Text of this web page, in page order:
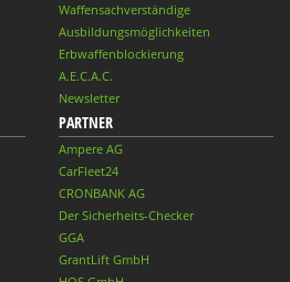
Waffensachverständige
Ausbildungsmöglichkeiten
Erbwaffenblockierung
A.E.C.A.C.
Newsletter
PARTNER
Ampere AG
CarFleet24
CRONBANK AG
Der Sicherheits-Checker
GGA
GrantLift GmbH